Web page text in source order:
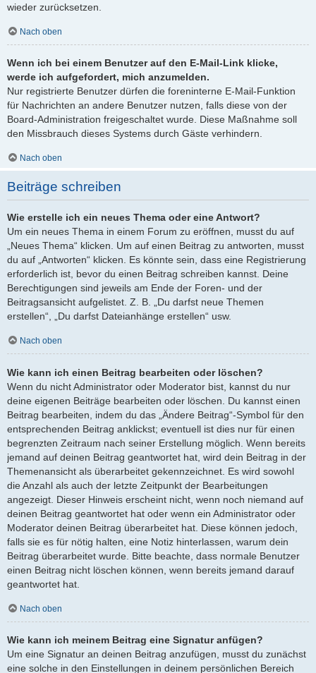
wieder zurücksetzen.
Nach oben
Wenn ich bei einem Benutzer auf den E-Mail-Link klicke,
werde ich aufgefordert, mich anzumelden.
Nur registrierte Benutzer dürfen die foreninterne E-Mail-Funktion
für Nachrichten an andere Benutzer nutzen, falls diese von der
Board-Administration freigeschaltet wurde. Diese Maßnahme soll
den Missbrauch dieses Systems durch Gäste verhindern.
Nach oben
Beiträge schreiben
Wie erstelle ich ein neues Thema oder eine Antwort?
Um ein neues Thema in einem Forum zu eröffnen, musst du auf
„Neues Thema“ klicken. Um auf einen Beitrag zu antworten, musst
du auf „Antworten“ klicken. Es könnte sein, dass eine Registrierung
erforderlich ist, bevor du einen Beitrag schreiben kannst. Deine
Berechtigungen sind jeweils am Ende der Foren- und der
Beitragsansicht aufgelistet. Z. B. „Du darfst neue Themen
erstellen“, „Du darfst Dateianhänge erstellen“ usw.
Nach oben
Wie kann ich einen Beitrag bearbeiten oder löschen?
Wenn du nicht Administrator oder Moderator bist, kannst du nur
deine eigenen Beiträge bearbeiten oder löschen. Du kannst einen
Beitrag bearbeiten, indem du das „Ändere Beitrag“-Symbol für den
entsprechenden Beitrag anklickst; eventuell ist dies nur für einen
begrenzten Zeitraum nach seiner Erstellung möglich. Wenn bereits
jemand auf deinen Beitrag geantwortet hat, wird dein Beitrag in der
Themenansicht als überarbeitet gekennzeichnet. Es wird sowohl
die Anzahl als auch der letzte Zeitpunkt der Bearbeitungen
angezeigt. Dieser Hinweis erscheint nicht, wenn noch niemand auf
deinen Beitrag geantwortet hat oder wenn ein Administrator oder
Moderator deinen Beitrag überarbeitet hat. Diese können jedoch,
falls sie es für nötig halten, eine Notiz hinterlassen, warum dein
Beitrag überarbeitet wurde. Bitte beachte, dass normale Benutzer
einen Beitrag nicht löschen können, wenn bereits jemand darauf
geantwortet hat.
Nach oben
Wie kann ich meinem Beitrag eine Signatur anfügen?
Um eine Signatur an deinen Beitrag anzufügen, musst du zunächst
eine solche in den Einstellungen in deinem persönlichen Bereich